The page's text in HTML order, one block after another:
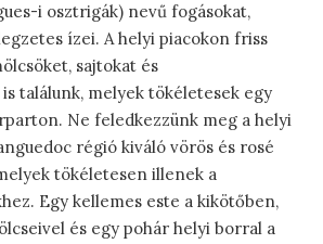
i osztrigák) nevű fogásokat,
ízei. A helyi piacokon friss
sajtokat és
találunk, melyek tökéletesek egy
Ne feledkezzünk meg a helyi
régió kiváló vörös és rosé
tökéletesen illenek a
Egy kellemes este a kikötőben,
és egy pohár helyi borral a